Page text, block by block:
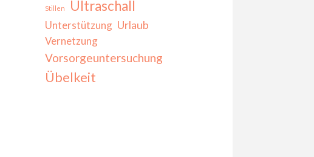
Stillen Ultraschall
Unterstützung Urlaub
Vernetzung
Vorsorgeuntersuchung
Übelkeit